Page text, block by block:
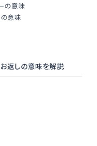
の意味
の意味
返しの意味を解説